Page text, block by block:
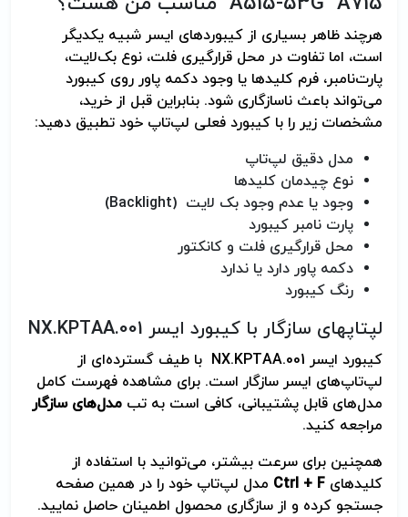
هرچند ظاهر بسیاری از کیبوردهای ایسر شبیه یکدیگر
است، اما تفاوت در محل قرارگیری فلت، نوع بک‌لایت،
پارت‌نامبر، فرم کلیدها یا وجود دکمه پاور روی کیبورد
می‌تواند باعث ناسازگاری شود. بنابراین قبل از خرید،
مشخصات زیر را با کیبورد فعلی لپ‌تاپ خود تطبیق دهید:
مدل دقیق لپ‌تاپ
نوع چیدمان کلیدها
وجود یا عدم وجود بک لایت (Backlight)
پارت نامبر کیبورد
محل قرارگیری فلت و کانکتور
دکمه پاور دارد یا ندارد
رنگ کیبورد
لپتاپهای سازگار با کیبورد ایسر NX.KPTAA.001
کیبورد ایسر NX.KPTAA.001 با طیف گسترده‌ای از
لپ‌تاپ‌های ایسر سازگار است. برای مشاهده فهرست کامل
مدل‌های قابل پشتیبانی، کافی است به تب مدل‌های سازگار
مراجعه کنید.
همچنین برای سرعت بیشتر، می‌توانید با استفاده از
کلیدهای Ctrl + F مدل لپ‌تاپ خود را در همین صفحه
جستجو کرده و از سازگاری محصول اطمینان حاصل نمایید.